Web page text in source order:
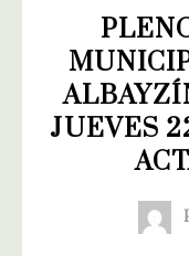
JUEVES